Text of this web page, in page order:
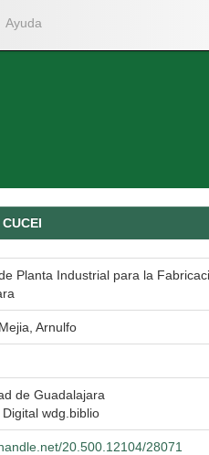
Ayuda
CUCEI
Planta Industrial para la
Arnulfo
de Guadalajara
wdg.biblio
20.500.12104/28071